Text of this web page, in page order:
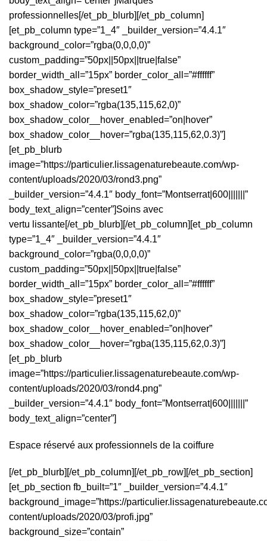
professionnelles[/et_pb_blurb][/et_pb_column]
[et_pb_column type=”1_4″ _builder_version=”4.4.1″
background_color=”rgba(0,0,0,0)”
custom_padding=”50px||50px||true|false”
border_width_all=”15px” border_color_all=”#ffffff”
box_shadow_style=”preset1″
box_shadow_color=”rgba(135,115,62,0)”
box_shadow_color__hover_enabled=”on|hover”
box_shadow_color__hover=”rgba(135,115,62,0.3)”]
[et_pb_blurb
image=”https://particulier.lissagenaturebeaute.com/wp-
content/uploads/2020/03/rond3.png”
_builder_version=”4.4.1″ body_font=”Montserrat|600|||||||”
body_text_align=”center”]Soins avec
vertu lissante[/et_pb_blurb][/et_pb_column][et_pb_column
type=”1_4″ _builder_version=”4.4.1″
background_color=”rgba(0,0,0,0)”
custom_padding=”50px||50px||true|false”
border_width_all=”15px” border_color_all=”#ffffff”
box_shadow_style=”preset1″
box_shadow_color=”rgba(135,115,62,0)”
box_shadow_color__hover_enabled=”on|hover”
box_shadow_color__hover=”rgba(135,115,62,0.3)”]
[et_pb_blurb
image=”https://particulier.lissagenaturebeaute.com/wp-
content/uploads/2020/03/rond4.png”
_builder_version=”4.4.1″ body_font=”Montserrat|600|||||||”
body_text_align=”center”]
Espace réservé aux professionnels de la coiffure
[/et_pb_blurb][/et_pb_column][/et_pb_row][/et_pb_section]
[et_pb_section fb_built=”1″ _builder_version=”4.4.1″
background_image=”https://
content/uploads/2020/03/profi.jpg”
background_size=”contain”